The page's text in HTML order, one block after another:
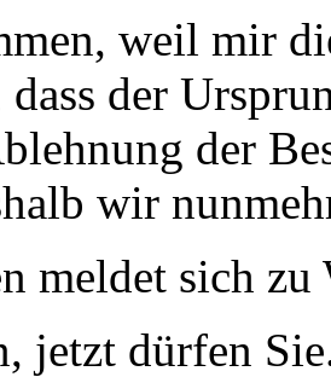
weil mir
dass der
der
wir
meldet sich zu
jetzt dürfen